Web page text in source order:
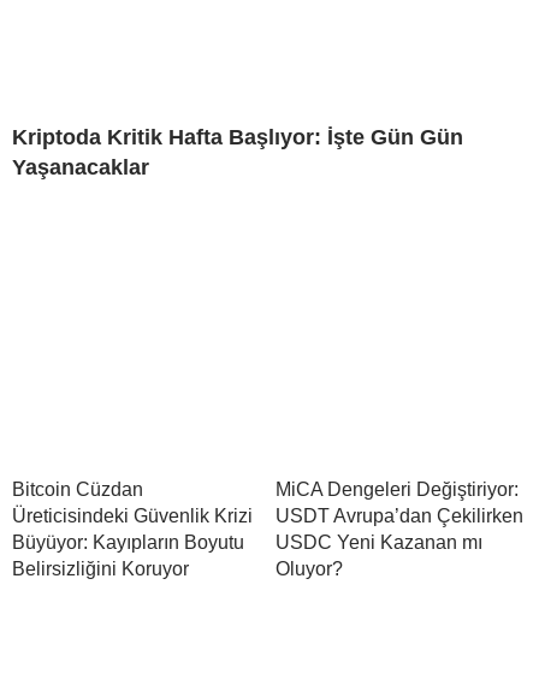
Kriptoda Kritik Hafta Başlıyor: İşte Gün Gün
Yaşanacaklar
Bitcoin Cüzdan
Üreticisindeki Güvenlik Krizi
Büyüyor: Kayıpların Boyutu
Belirsizliğini Koruyor
MiCA Dengeleri Değiştiriyor:
USDT Avrupa’dan Çekilirken
USDC Yeni Kazanan mı
Oluyor?